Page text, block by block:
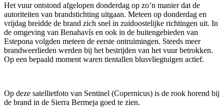
Het vuur ontstond afgelopen donderdag op zo’n manier dat de
autoriteiten van brandstichting uitgaan. Meteen op donderdag en
vrijdag breidde de brand zich snel in zuidoostelijke richtingen uit. In
de omgeving van Benahavís en ook in de buitengebieden van
Estepona volgden meteen de eerste ontruimingen. Steeds meer
brandweerlieden werden bij het bestrijden van het vuur betrokken.
Op een bepaald moment waren tientallen blusvliegtuigen actief.
Op deze satellietfoto van Sentinel (Copernicus) is de rook horend bij
de brand in de Sierra Bermeja goed te zien.